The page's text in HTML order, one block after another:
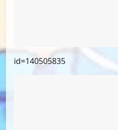
id=140505835